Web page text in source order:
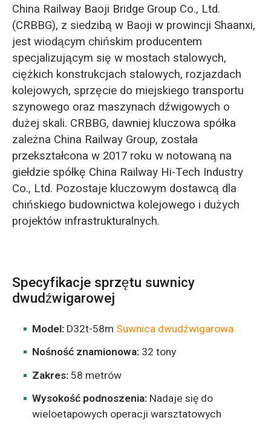
China Railway Baoji Bridge Group Co., Ltd.
(CRBBG), z siedzibą w Baoji w prowincji Shaanxi,
jest wiodącym chińskim producentem
specjalizującym się w mostach stalowych,
ciężkich konstrukcjach stalowych, rozjazdach
kolejowych, sprzęcie do miejskiego transportu
szynowego oraz maszynach dźwigowych o
dużej skali. CRBBG, dawniej kluczowa spółka
zależna China Railway Group, została
przekształcona w 2017 roku w notowaną na
giełdzie spółkę China Railway Hi-Tech Industry
Co., Ltd. Pozostaje kluczowym dostawcą dla
chińskiego budownictwa kolejowego i dużych
projektów infrastrukturalnych.
Specyfikacje sprzętu suwnicy
dwudźwigarowej
Model: D32t-58m Suwnica dwudźwigarowa
Nośność znamionowa: 32 tony
Zakres: 58 metrów
Wysokość podnoszenia: Nadaje się do
wieloetapowych operacji warsztatowych